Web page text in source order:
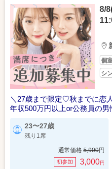
8/
個
シ
＼27歳まで限定♡秋までに恋
年収500万円以上or公務員の男
23〜27歳
残り1席
通常価格 5,900円
初参加 3,000円